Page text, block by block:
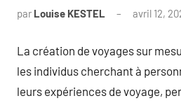
par Louise KESTEL avril 12,
La création de voyages sur
les individus cherchant à
leurs expériences de voyage,